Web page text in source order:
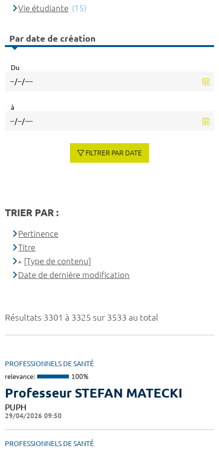
Résultats 3301 à 3325 sur 3533 au total
PROFESSIONNELS DE SANTÉ
relevance: 100%
Professeur STEFAN MATECKI
PUPH
29/04/2026 09:50
PROFESSIONNELS DE SANTÉ
Vie étudiante (15)
Par date de création
Du
à
FILTRER PAR DATE
TRIER PAR :
Pertinence
Titre
[Type de contenu]
Date de dernière modification